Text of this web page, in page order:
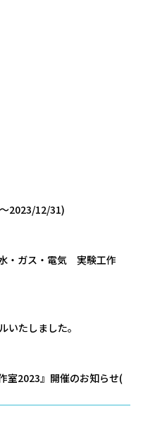
2023/12/31)
・ガス・電気 実験工作
いたしました。
室2023』開催のお知らせ(